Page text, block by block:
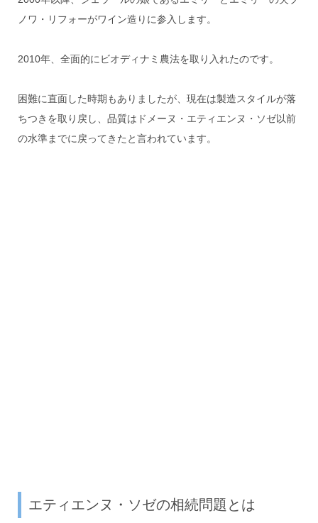
ノワ・リフォーがワイン造りに参入します。
2010年、全面的にビオディナミ農法を取り入れたのです。
困難に直面した時期もありましたが、現在は製造スタイルが落
ちつきを取り戻し、品質はドメーヌ・エティエンヌ・ソゼ以前
の水準までに戻ってきたと言われています。
エティエンヌ・ソゼの相続問題とは